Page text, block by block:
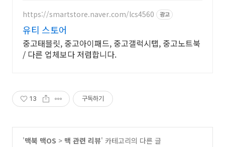
립으로 부담 없이.
https://smartstore.naver.com/lcs4560 광고
유티 스토어
중고태블릿, 중고아이패드, 중고갤럭시탭, 중고노트북
/ 다른 업체보다 저렴합니다.
13 구독하기
'맥북 맥OS > 맥 관련 리뷰' 카테고리의 다른 글